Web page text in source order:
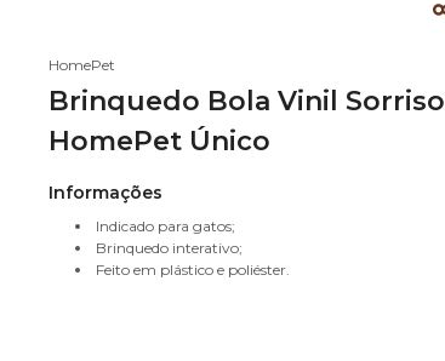
HomePet
Brinquedo Bola Vinil Sorriso
HomePet Único
Informações
Indicado para gatos;
Brinquedo interativo;
Feito em plástico e poliéster.